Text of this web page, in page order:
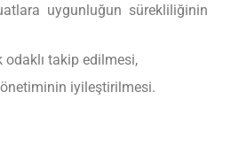
uygunluğun sürekliliğinin
odaklı takip edilmesi,
iyileştirilmesi.